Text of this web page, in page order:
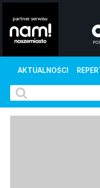
AKTUALNOŚCI